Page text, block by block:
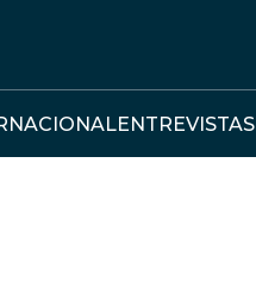
ENTREVISTAS